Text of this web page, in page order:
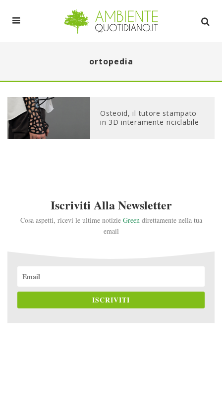
ortopedia
Osteoid, il tutore stampato
in 3D interamente riciclabile
Iscriviti Alla Newsletter
Cosa aspetti, ricevi le ultime notizie Greendirettamente nella tua
email
ISCRIVITI